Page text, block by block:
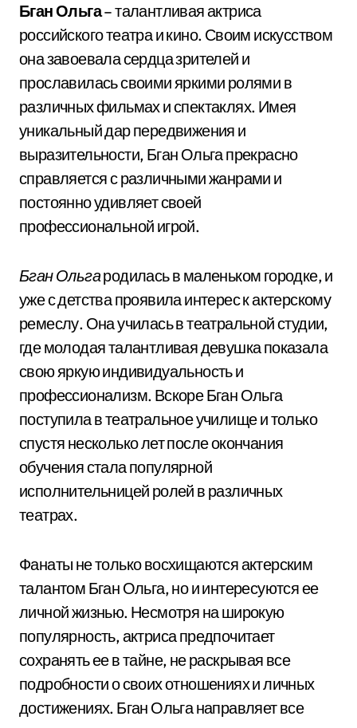
Бган Ольга– талантливая актриса
российского театра и кино. Своим искусством
она завоевала сердца зрителей и
прославилась своими яркими ролями в
различных фильмах и спектаклях. Имея
уникальный дар передвижения и
выразительности, Бган Ольга прекрасно
справляется с различными жанрами и
постоянно удивляет своей
профессиональной игрой.
Бган Ольгародилась в маленьком городке, и
уже с детства проявила интерес к актерскому
ремеслу. Она училась в театральной студии,
где молодая талантливая девушка показала
свою яркую индивидуальность и
профессионализм. Вскоре Бган Ольга
поступила в театральное училище и только
спустя несколько лет после окончания
обучения стала популярной
исполнительницей ролей в различных
театрах.
Фанаты не только восхищаются актерским
талантом Бган Ольга, но и интересуются ее
личной жизнью. Несмотря на широкую
популярность, актриса предпочитает
сохранять ее в тайне, не раскрывая все
подробности о своих отношениях и личных
достижениях. Бган Ольга направляет все